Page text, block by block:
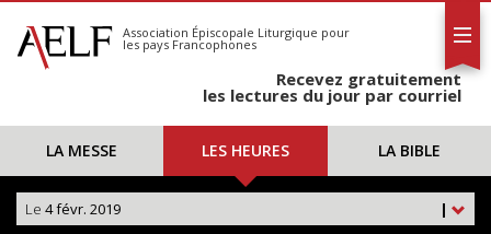
S'abonner
Calendrier
Association Épiscopale Liturgique pour
les pays Francophones
Recevez gratuitement
les lectures du jour par courriel
LA MESSE LES HEURES LA BIBLE
|
Le 4 févr. 2019